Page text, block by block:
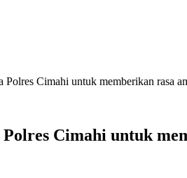
Polres Cimahi untuk memberikan rasa
Cimahi untuk